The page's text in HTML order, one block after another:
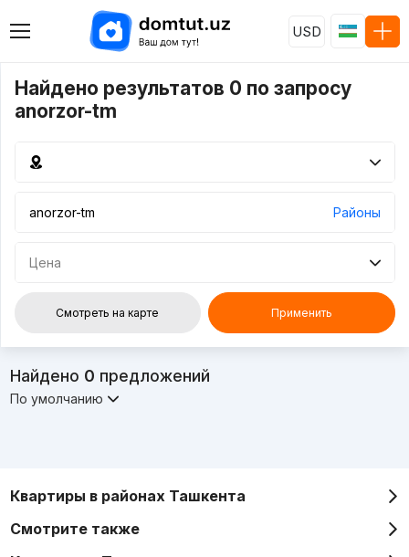
USD
Найдено результатов 0 по запросу
anorzor-tm
Районы
Цена
Смотреть на карте Применить
Найдено 0 предложений
По умолчанию
Квартиры в районах Ташкента
Смотрите также